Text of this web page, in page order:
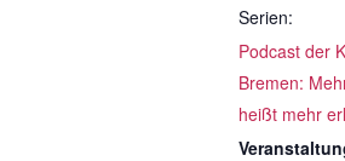
Serien:
Podcast der
Bremen:
heißt mehr